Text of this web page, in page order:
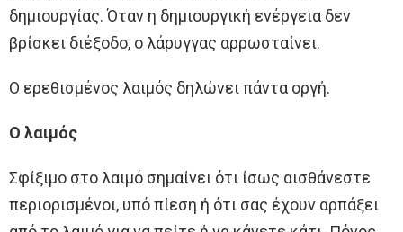
δημιουργίας. Όταν η δημιουργική ενέργεια δεν
βρίσκει διέξοδο, ο λάρυγγας αρρωσταίνει.
Ο ερεθισμένος λαιμός δηλώνει πάντα οργή.
Ο λαιμός
Σφίξιμο στο λαιμό σημαίνει ότι ίσως αισθάνεστε
περιορισμένοι, υπό πίεση ή ότι σας έχουν αρπάξει